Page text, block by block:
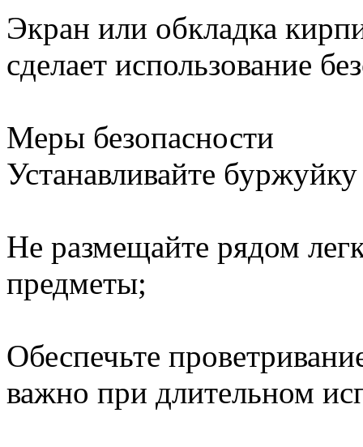
Экран или обкладка
сделает использование
Меры безопасности
Устанавливайте
Не размещайте рядом
предметы;
Обеспечьте
важно при длительном